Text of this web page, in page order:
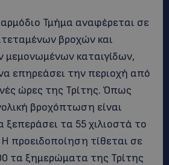
αρμόδιο Τμήμα αναφέρεται σε
βροχών και
μεμονωμένων καταιγίδων,
επηρεάσει την περιοχή από
ώρες της Τρίτης. Όπως
βροχόπτωση είναι
ξεπεράσει τα 55 χιλιοστά το
προειδοποίηση τίθεται σε
τα ξημερώματα της Τρίτης